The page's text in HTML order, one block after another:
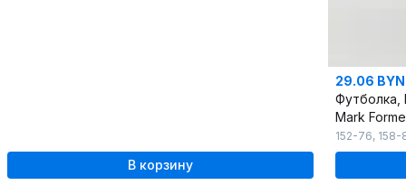
В корзину
29.06 BYN
Mark
152-76, 158-